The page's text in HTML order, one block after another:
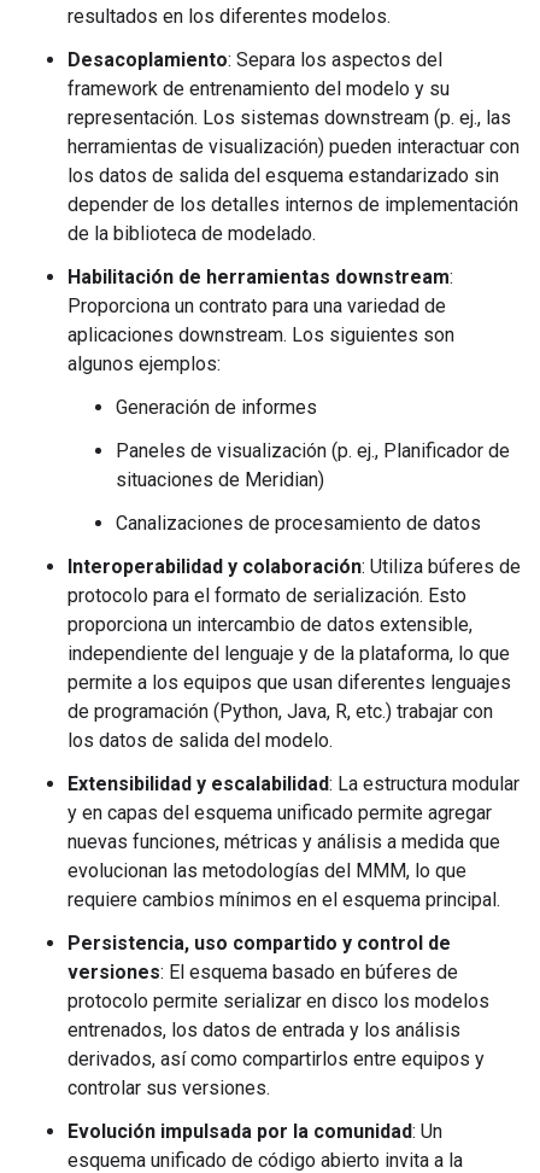
resultados en los diferentes modelos.
Desacoplamiento: Separa los aspectos del
framework de entrenamiento del modelo y su
representación. Los sistemas downstream (p. ej., las
herramientas de visualización) pueden interactuar con
los datos de salida del esquema estandarizado sin
depender de los detalles internos de implementación
de la biblioteca de modelado.
Habilitación de herramientas downstream:
Proporciona un contrato para una variedad de
aplicaciones downstream. Los siguientes son
algunos ejemplos:
Generación de informes
Paneles de visualización (p. ej., Planificador de
situaciones de Meridian)
Canalizaciones de procesamiento de datos
Interoperabilidad y colaboración: Utiliza búferes de
protocolo para el formato de serialización. Esto
proporciona un intercambio de datos extensible,
independiente del lenguaje y de la plataforma, lo que
permite a los equipos que usan diferentes lenguajes
de programación (Python, Java, R, etc.) trabajar con
los datos de salida del modelo.
Extensibilidad y escalabilidad: La estructura modular
y en capas del esquema unificado permite agregar
nuevas funciones, métricas y análisis a medida que
evolucionan las metodologías del MMM, lo que
requiere cambios mínimos en el esquema principal.
Persistencia, uso compartido y control de
versiones: El esquema basado en búferes de
protocolo permite serializar en disco los modelos
entrenados, los datos de entrada y los análisis
derivados, así como compartirlos entre equipos y
controlar sus versiones.
Evolución impulsada por la comunidad: Un
esquema unificado de código abierto invita a la